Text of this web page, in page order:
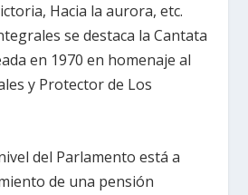
Hacia la aurora, etc.
se destaca la Cantata
en 1970 en homenaje al
y Protector de Los
del Parlamento está a
de una pensión